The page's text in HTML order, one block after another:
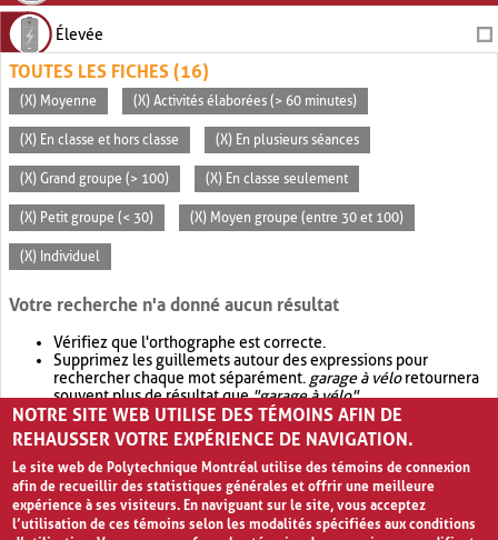
Élevée
TOUTES LES FICHES (16)
(X) Moyenne (X) Activités élaborées (> 60 minutes)
(X) En classe et hors classe (X) En plusieurs séances
(X) Grand groupe (> 100) (X) En classe seulement
(X) Petit groupe (< 30) (X) Moyen groupe (entre 30 et 100)
(X) Individuel
Votre recherche n'a donné aucun résultat
Vérifiez que l'orthographe est correcte.
Supprimez les guillemets autour des expressions pour
rechercher chaque mot séparément. garage à véloretournera
souvent plus de résultat que"garage à vélo".
Envisagez d'élargir votre recherche avec OR.garage OR vélo
retournera souvent plus de résultat quegarage à vélo
NOTRE SITE WEB UTILISE DES TÉMOINS AFIN DE
REHAUSSER VOTRE EXPÉRIENCE DE NAVIGATION.
Le site web de Polytechnique Montréal utilise des témoins de connexion
afin de recueillir des statistiques générales et offrir une meilleure
expérience à ses visiteurs. En naviguant sur le site, vous acceptez
l’utilisation de ces témoins selon les modalités spécifiées aux conditions